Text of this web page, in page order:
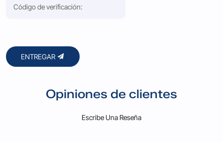
ENTREGAR
Opiniones de clientes
Escribe Una Reseña